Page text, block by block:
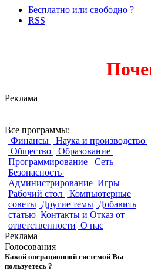
Бесплатно или свободно ?
RSS
Реклама
Все программы:
Финансы
Наука и производство
Общество
Образование
Программирование
Сеть
Безопасность
Администрирование Игры
Рабочий стол
Компьютерные
советы Другие темы Добавить
статью Контакты и Отказ от
ответственности О нас
Реклама
Голосования
Какой операционной системой Вы
пользуетесь ?